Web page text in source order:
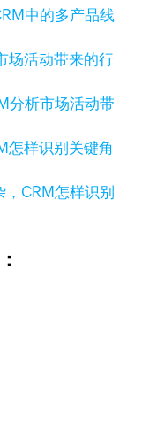
中的多产品线
分析市场活动带
CRM怎样识别